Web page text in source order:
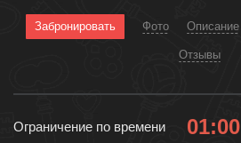
Забронировать Фото Описание
Отзывы
Ограничение по времени 01:00